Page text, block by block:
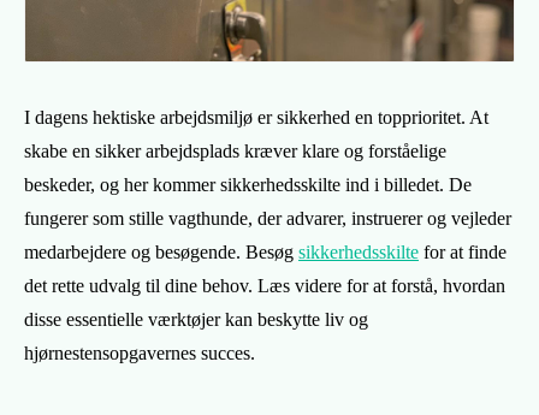
I dagens hektiske arbejdsmiljø er sikkerhed en topprioritet. At
skabe en sikker arbejdsplads kræver klare og forståelige
beskeder, og her kommer sikkerhedsskilte ind i billedet. De
fungerer som stille vagthunde, der advarer, instruerer og vejleder
medarbejdere og besøgende. Besøg sikkerhedsskilte for at finde
det rette udvalg til dine behov. Læs videre for at forstå, hvordan
disse essentielle værktøjer kan beskytte liv og
hjørnestensopgavernes succes.